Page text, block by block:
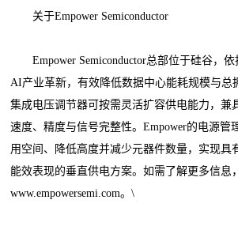
关于Empower Semiconductor
Empower Semiconductor总部位于硅谷，依
AI产业革新，有效降低数据中心能耗规模与总
集成电压调节器可按需灵活扩容供电能力，兼
速度、精度与信号完整性。Empower的电源管
用空间、降低高度并减少元器件数量，实现具
能效表现的垂直供电方案。如需了解更多信息
www.empowersemi.com。\